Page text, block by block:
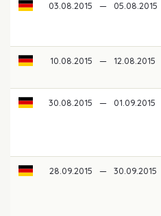
03.08.2015 — 05.08.2015
10.08.2015 — 12.08.2015
30.08.2015 — 01.09.2015
28.09.2015 — 30.09.2015